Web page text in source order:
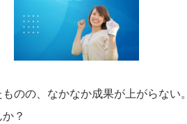
のの、なかなか成果が上がらない。
？